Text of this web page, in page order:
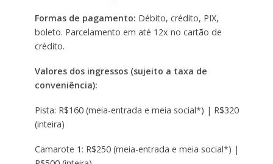
Formas de pagamento: Débito, crédito, PIX,
boleto. Parcelamento em até 12x no cartão de
crédito.
Valores dos ingressos (sujeito a taxa de
conveniência):
Pista: R$160 (meia-entrada e meia social*) | R$320
(inteira)
Camarote 1: R$250 (meia-entrada e meia social*) |